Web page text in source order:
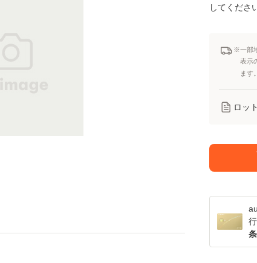
してくださ
※一部
表示
ます
ロッ